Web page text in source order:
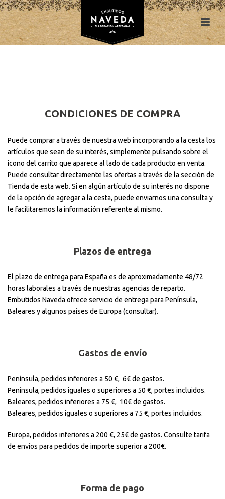
CONDICIONES DE COMPRA
Puede comprar a través de nuestra web incorporando a la cesta los
artículos que sean de su interés, simplemente pulsando sobre el
icono del carrito que aparece al lado de cada producto en venta.
Puede consultar directamente las ofertas a través de la sección de
Tienda de esta web. Si en algún artículo de su interés no dispone
de la opción de agregar a la cesta, puede enviarnos una consulta y
le facilitaremos la información referente al mismo.
Plazos de entrega
El plazo de entrega para España es de aproximadamente 48/72
horas laborales a través de nuestras agencias de reparto.
Embutidos Naveda ofrece servicio de entrega para Península,
Baleares y algunos países de Europa (consultar).
Gastos de envío
Península, pedidos inferiores a 50 €, 6€ de gastos.
Península, pedidos iguales o superiores a 50 €, portes incluidos.
Baleares, pedidos inferiores a 75 €, 10€ de gastos.
Baleares, pedidos iguales o superiores a 75 €, portes incluidos.
Europa, pedidos inferiores a 200 €, 25€ de gastos. Consulte tarifa
de envíos para pedidos de importe superior a 200€.
Forma de pago